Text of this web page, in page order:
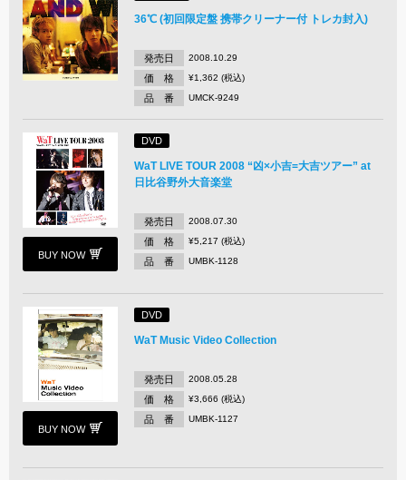
36℃ (初回限定盤 携帯クリーナー付 トレカ封入)
発売日 2008.10.29
価 格 ¥1,362 (税込)
品 番 UMCK-9249
BUY NOW
DVD
WaT LIVE TOUR 2008 “凶×小吉=大吉ツアー” at
日比谷野外大音楽堂
発売日 2008.07.30
価 格 ¥5,217 (税込)
品 番 UMBK-1128
BUY NOW
DVD
WaT Music Video Collection
発売日 2008.05.28
価 格 ¥3,666 (税込)
品 番 UMBK-1127